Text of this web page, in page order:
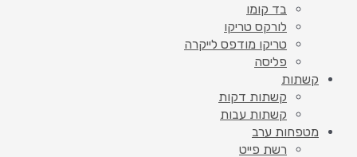
בד קומו
לורקס טריקו
טריקו מודפס לייקרה
פליסה
קשתות
קשתות דקות
קשתות עבות
מטפחות ערב
רשת פייט